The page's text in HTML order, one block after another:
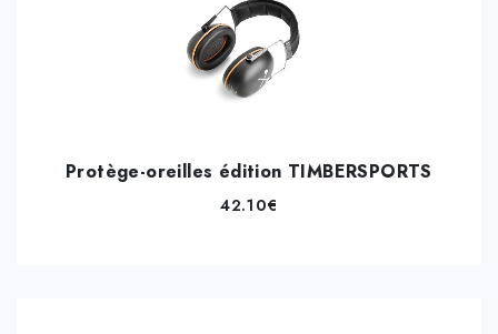
Protège-oreilles édition TIMBERSPORTS
42.10€